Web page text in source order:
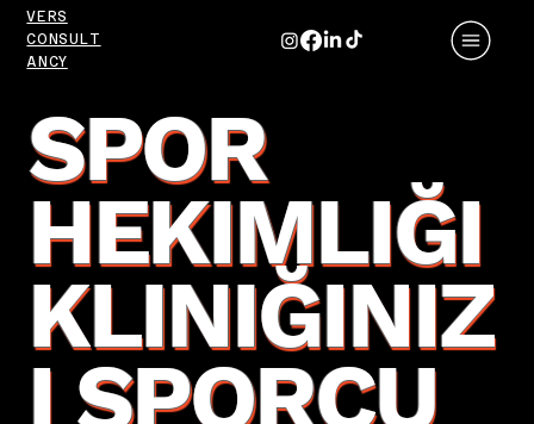
VERS
CONSULT
ANCY
SPOR
HEKIMLIĞI
KLINIĞINIZ
I SPORCU